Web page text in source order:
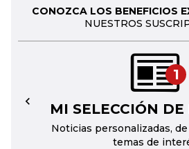
CONOZCA LOS BENEFICIOS
NUESTROS
1
MI SELECCIÓN
Noticias personalizadas,
temas de
←